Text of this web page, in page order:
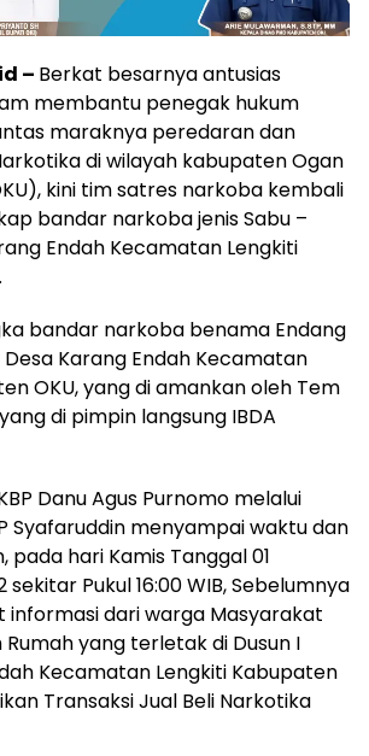
– Berkat besarnya antusias
membantu penegak hukum
maraknya peredaran dan
di wilayah kabupaten Ogan
kini tim satres narkoba kembali
bandar narkoba jenis Sabu –
Endah Kecamatan Lengkiti
bandar narkoba benama Endang
Karang Endah Kecamatan
OKU, yang di amankan oleh Tem
di pimpin langsung IBDA
Danu Agus Purnomo melalui
Syafaruddin menyampai waktu dan
hari Kamis Tanggal 01
Pukul 16:00 WIB, Sebelumnya
dari warga Masyarakat
Rumah yang terletak di Dusun I
Kecamatan Lengkiti Kabupaten
Transaksi Jual Beli Narkotika